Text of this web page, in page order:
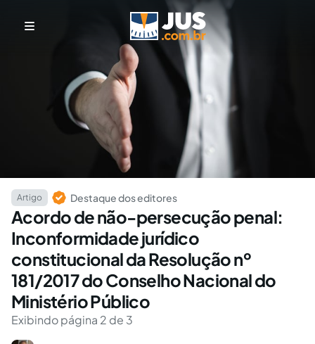
Artigo Destaque dos editores
Acordo de não-persecução penal:
Inconformidade jurídico
constitucional da Resolução nº
181/2017 do Conselho Nacional do
Ministério Público
Exibindo página 2 de 3